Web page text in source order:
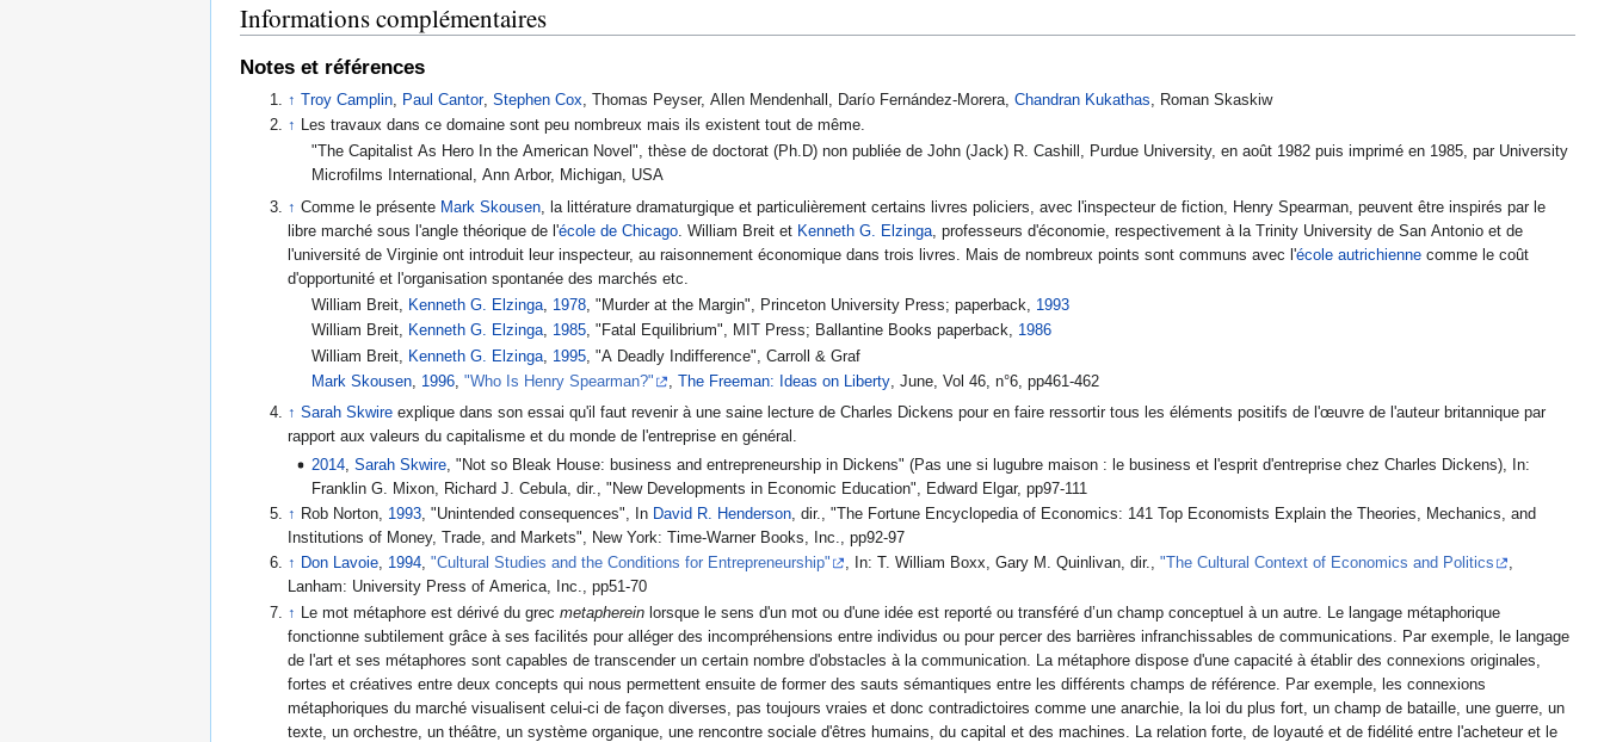
Informations complémentaires
Notes et références
↑ Troy Camplin Paul Cantor,Stephen Cox , Thomas Peyser, Allen Mendenhall, Darío Fernández-Morera,Chandran Kukathas , Roman Skaskiw
↑ Les travaux dans ce domaine sont peu nombreux mais ils existent tout de même.
"The Capitalist As Hero In the American Novel", thèse de doctorat (Ph.D) non publiée de John (Jack) R. Cashill, Purdue University, en août 1982 puis imprimé en 1985, par University
Microfilms International, Ann Arbor, Michigan, USA
↑ Comme le présente Mark Skousen , la littérature dramaturgique et particulièrement certains livres policiers, avec l'inspecteur de fiction, Henry Spearman, peuvent être inspirés par le
libre marché sous l'angle théorique de l'école de Chicago . William Breit et Kenneth G. Elzinga , professeurs d'économie, respectivement à la Trinity University de San Antonio et de
l'université de Virginie ont introduit leur inspecteur, au raisonnement économique dans trois livres. Mais de nombreux points sont communs avec l'école autrichienne comme le coût
d'opportunité et l'organisation spontanée des marchés etc.
William Breit, Kenneth G. Elzinga, 1978, "Murder at the Margin", Princeton University Press; paperback, 1993
William Breit, Kenneth G. Elzinga, 1985, "Fatal Equilibrium", MIT Press; Ballantine Books paperback, 1986
William Breit,
Kenneth G. Elzinga 1995 , "A Deadly Indifference", Carroll & Graf
Mark Skousen, 1996,"Who Is Henry Spearman?" , The Freeman: Ideas on Liberty, June, Vol 46, n°6, pp461-462
↑ Sarah Skwire explique dans son essai qu'il faut revenir à une saine lecture de Charles Dickens pour en faire ressortir tous les éléments positifs de l'œuvre de l'auteur britannique par
rapport aux valeurs du capitalisme et du monde de l'entreprise en général.
2014,Sarah Skwire, "Not so Bleak House: business and entrepreneurship in Dickens" (Pas une si lugubre maison : le business et l'esprit d'entreprise chez Charles Dickens), In:
Franklin G. Mixon, Richard J. Cebula, dir., "New Developments in Economic Education", Edward Elgar, pp97-111
↑ Rob Norton, 1993, "Unintended consequences", In David R. Henderson, dir., "The Fortune Encyclopedia of Economics: 141 Top Economists Explain the Theories, Mechanics, and
Institutions of Money, Trade, and Markets", New York: Time-Warner Books, Inc., pp92-97
↑ Don Lavoie, 1994,"Cultural Studies and the Conditions for Entrepreneurship" , In: T. William Boxx, Gary M. Quinlivan, dir.,"The Cultural Context of Economics and Politics
,
Lanham: University Press of America, Inc., pp51-70
↑
Le mot métaphore est dérivé du grecmetapherein lorsque le sens d'un mot ou d'une idée est reporté ou transféré d’un champ conceptuel à un autre. Le langage métaphorique
fonctionne subtilement grâce à ses facilités pour alléger des incompréhensions entre individus ou pour percer des barrières infranchissables de communications. Par exemple, le langage
de l'art et ses métaphores sont capables de transcender un certain nombre d'obstacles à la communication. La métaphore dispose d'une capacité à établir des connexions originales,
fortes et créatives entre deux concepts qui nous permettent ensuite de former des sauts sémantiques entre les différents champs de référence. Par exemple, les connexions
métaphoriques du marché visualisent celui-ci de façon diverses, pas toujours vraies et donc contradictoires comme une anarchie, la loi du plus fort, un champ de bataille, une guerre, un
texte, un orchestre, un théâtre, un système organique, une rencontre sociale d'êtres humains, du capital et des machines. La relation forte, de loyauté et de fidélité entre l'acheteur et le